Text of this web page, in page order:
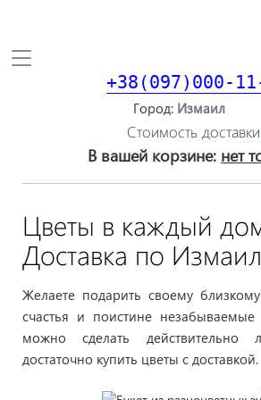
Toggle
+38(097)000-
Город
Стоимость
В вашей корзине: нет
Цветы в каждый
Доставка по
Желаете подарить своему
счастья и поистине незабываемые
можно сделать действительно
достаточно купить цветы с доставкой.
Даже находясь на